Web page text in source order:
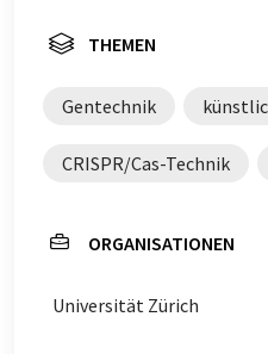
THEMEN
Gentechnik
CRISPR/Cas-Technik
ORGANISATIONEN
Universität Zürich